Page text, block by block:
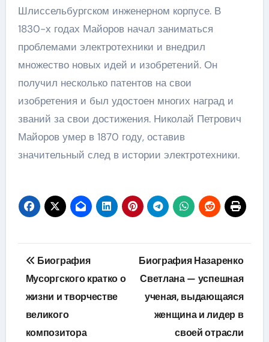
Шлиссельбургском инженерном корпусе. В
1830-х годах Майоров начал заниматься
проблемами электротехники и внедрил
множество новых идей и изобретений. Он
получил несколько патентов на свои
изобретения и был удостоен многих наград и
званий за свои достижения. Николай Петрович
Майоров умер в 1870 году, оставив
значительный след в истории электротехники.
Навигация
по
записям
Биография
Мусоргского кратко о
жизни и творчестве
великого
композитора
Биография Назаренко
Светлана — успешная
ученая, выдающаяся
женщина и лидер в
своей отрасли